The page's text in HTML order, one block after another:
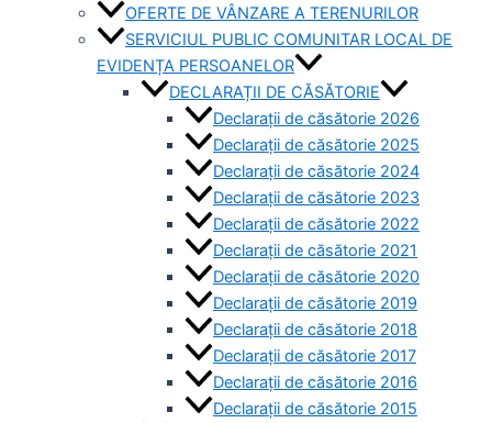
OFERTE DE VÂNZARE A TERENURILOR
SERVICIUL PUBLIC COMUNITAR LOCAL DE
EVIDENȚA PERSOANELOR
DECLARAȚII DE CĂSĂTORIE
Declarații de căsătorie 2026
Declarații de căsătorie 2025
Declarații de căsătorie 2024
Declarații de căsătorie 2023
Declarații de căsătorie 2022
Declarații de căsătorie 2021
Declarații de căsătorie 2020
Declarații de căsătorie 2019
Declarații de căsătorie 2018
Declarații de căsătorie 2017
Declarații de căsătorie 2016
Declarații de căsătorie 2015